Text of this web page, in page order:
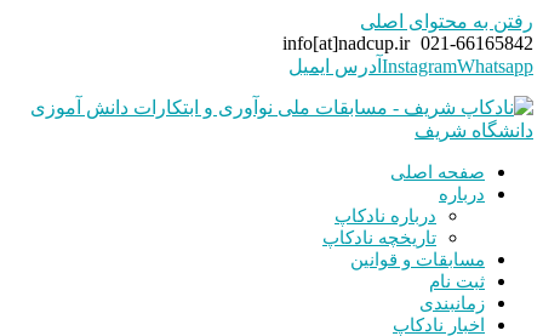
رفتن به محتوای اصلی
021-66165842
info[at]nadcup.ir
InstagramWhatsapp آدرس ایمیل
صفحه اصلی
درباره
درباره نادکاپ
تاریخچه نادکاپ
مسابقات و قوانین
ثبت نام
زمانبندی
اخبار نادکاپ